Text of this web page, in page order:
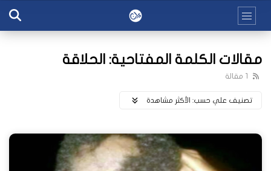
مقالات الكلمة المفتاحية: الحلاقة
1 مقالة
تصنيف علي حسب: اﻷكثر مشاهدة